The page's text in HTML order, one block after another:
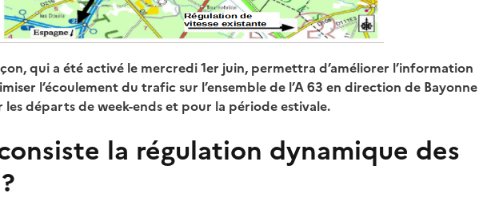
qui a été activé le mercredi 1er juin, permettra d’améliorer l’information
l’écoulement du trafic sur l’ensemble de l’A 63 en direction de Bayonne
départs de week-ends et pour la période estivale.
la régulation dynamique des